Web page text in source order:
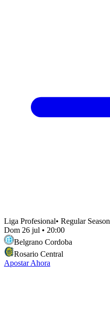
Liga Profesional• Regular Season
Dom 26 jul • 20:00
Belgrano Cordoba
Rosario Central
Apostar Ahora